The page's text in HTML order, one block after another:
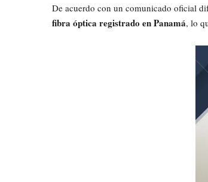
De acuerdo con un comunicado oficial
fibra óptica registrado en Panamá, lo